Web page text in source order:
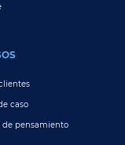
caso
de pensamiento